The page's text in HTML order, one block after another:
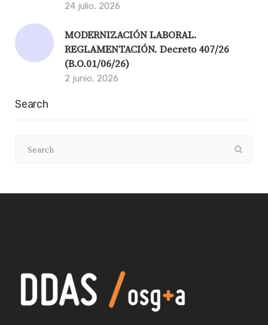
24 julio, 2026
MODERNIZACIÓN LABORAL.
REGLAMENTACIÓN. Decreto 407/26
(B.O.01/06/26)
2 junio, 2026
Search